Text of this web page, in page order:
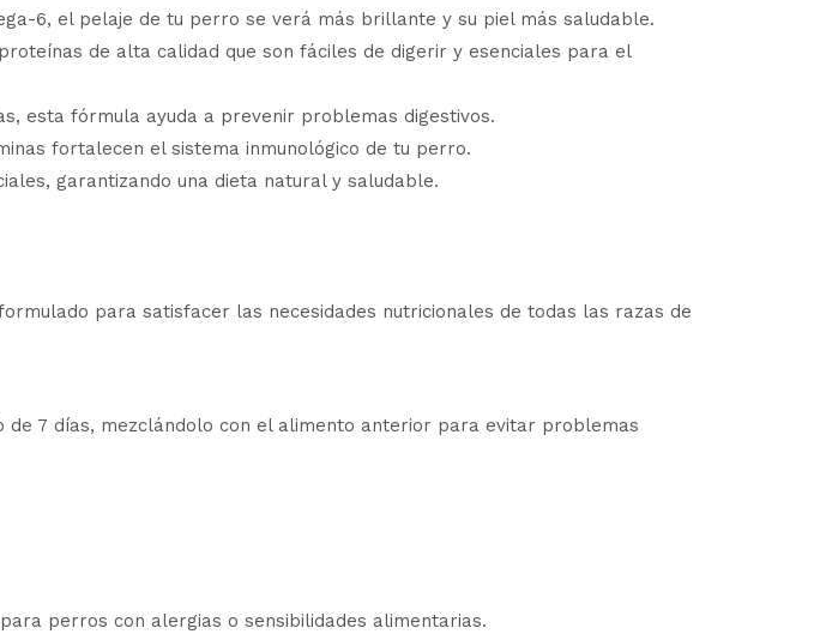
6, el pelaje de tu perro se verá más brillante y su piel más saludable.
de alta calidad que son fáciles de digerir y esenciales para el
esta fórmula ayuda a prevenir problemas digestivos.
fortalecen el sistema inmunológico de tu perro.
garantizando una dieta natural y saludable.
formulado para satisfacer las necesidades nutricionales de todas las razas de
7 días, mezclándolo con el alimento anterior para evitar problemas
perros con alergias o sensibilidades alimentarias.